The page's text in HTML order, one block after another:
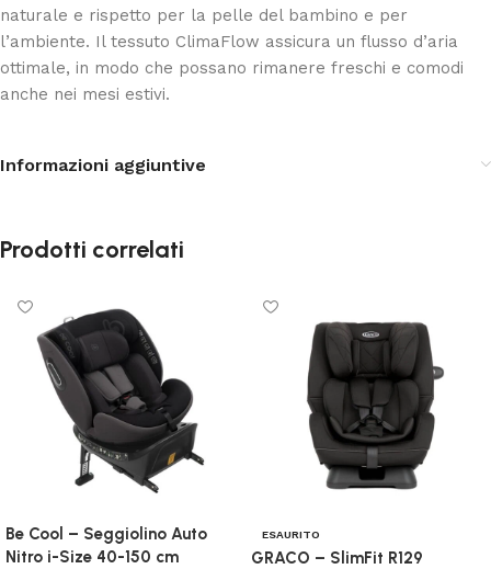
naturale e rispetto per la pelle del bambino e per
l’ambiente. Il tessuto ClimaFlow assicura un flusso d’aria
ottimale, in modo che possano rimanere freschi e comodi
anche nei mesi estivi.
Informazioni aggiuntive
Prodotti correlati
Be Cool – Seggiolino Auto
Nitro i-Size 40-150 cm
ESAURITO
GRACO – SlimFit R129